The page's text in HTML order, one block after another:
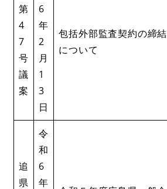
第
4
7
号
議
案
6
年
2
月
1
3
日
包括外部監査契約の締結
について
追
県
令
和
6
年